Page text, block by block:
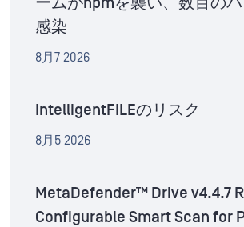
感染
8月7 2026
IntelligentFILEのリスク
8月5 2026
MetaDefender™ Drive v4.4.7
Configurable Smart Scan for